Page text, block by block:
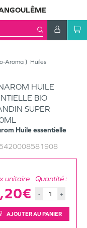
Aroma
Huiles
HUILE
BIO
SUPER
Huile essentielle
5420008581908
unitaire Quantité :
- +
AJOUTER AU PANIER